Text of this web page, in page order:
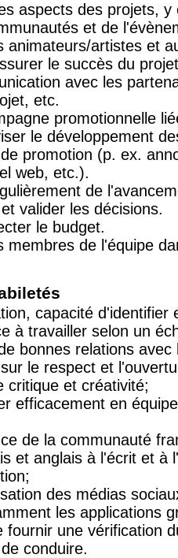
aspects des projets,
et de
animateurs/artistes et
le succès du
avec les
etc.
promotionnelle
le développement
promotion (p. ex.
web, etc.).
de
valider les décisions.
le budget.
membres de l'équipe
capacité d'identifier
à travailler selon un
bonnes relations
le respect et
critique et créativité;
efficacement en
de la communauté
et anglais à l'écrit et à
des médias
les applications
fournir une vérification
conduire.